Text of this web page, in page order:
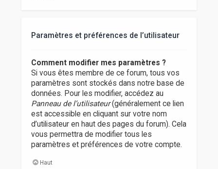
Paramètres et préférences de l’utilisateur
Comment modifier mes paramètres ?
Si vous êtes membre de ce forum, tous vos
paramètres sont stockés dans notre base de
données. Pour les modifier, accédez au
Panneau de l’utilisateur(généralement ce lien
est accessible en cliquant sur votre nom
d’utilisateur en haut des pages du forum). Cela
vous permettra de modifier tous les
paramètres et préférences de votre compte.
Haut